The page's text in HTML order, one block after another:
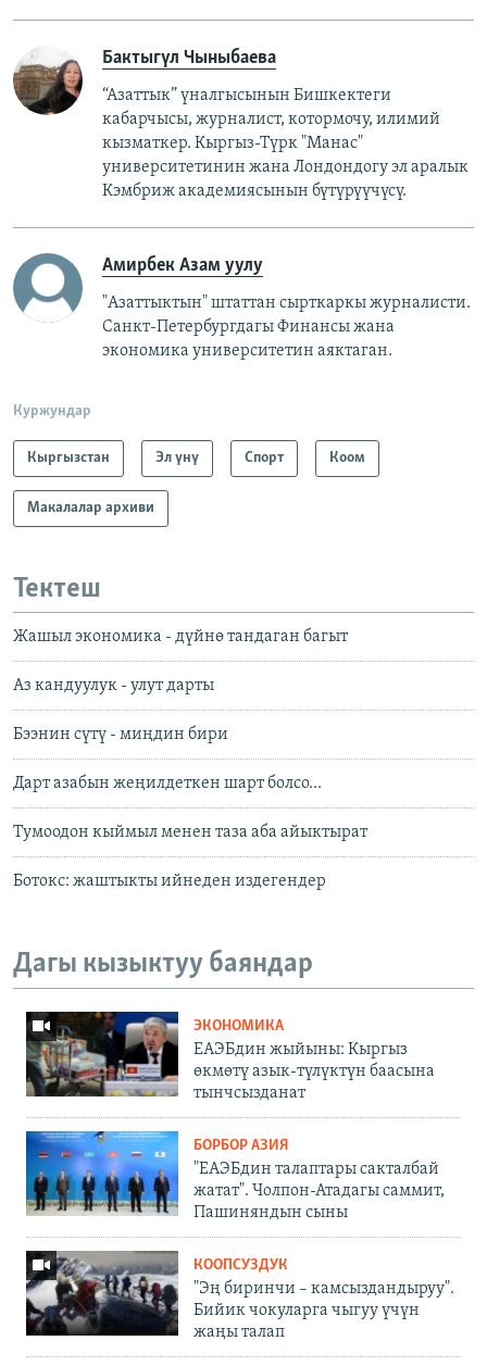
Бактыгүл Чыныбаева
“Азаттык” үналгысынын Бишкектеги
кабарчысы, журналист, котормочу, илимий
кызматкер. Кыргыз-Түрк "Манас"
университетинин жана Лондондогу эл аралык
Кэмбриж академиясынын бүтүрүүчүсү.
Амирбек Азам уулу
"Азаттыктын" штаттан сырткаркы журналисти.
Санкт-Петербургдагы Финансы жана
экономика университетин аяктаган.
Куржундар
Кыргызстан Эл үнү Спорт Коом
Макалалар архиви
Тектеш
Жашыл экономика - дүйнө тандаган багыт
Аз кандуулук - улут дарты
Бээнин сүтү - миңдин бири
Дарт азабын жеңилдеткен шарт болсо...
Тумоодон кыймыл менен таза аба айыктырат
Ботокс: жаштыкты ийнеден издегендер
Дагы кызыктуу баяндар
ЭКОНОМИКА
ЕАЭБдин жыйыны: Кыргыз
өкмөтү азык-түлүктүн баасына
тынчсызданат
БОРБОР АЗИЯ
"ЕАЭБдин талаптары сакталбай
жатат". Чолпон-Атадагы саммит,
Пашиняндын сыны
КООПСУЗДУК
"Эң биринчи – камсыздандыруу".
Бийик чокуларга чыгуу үчүн
жаңы талап